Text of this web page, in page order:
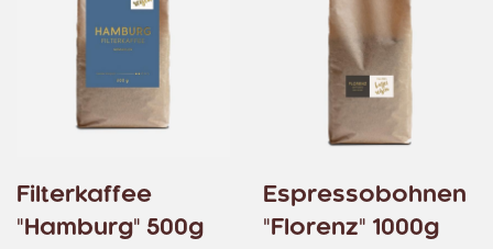
Filterkaffee
"Hamburg" 500g
Espressobohnen
"Florenz" 1000g